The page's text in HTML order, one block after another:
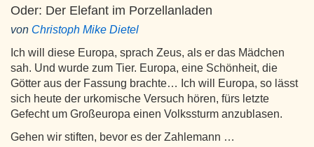
Oder: Der Elefant im Porzellanladen
von Christoph Mike Dietel
Ich will diese Europa, sprach Zeus, als er das Mädchen
sah. Und wurde zum Tier. Europa, eine Schönheit, die
Götter aus der Fassung brachte… Ich will Europa, so lässt
sich heute der urkomische Versuch hören, fürs letzte
Gefecht um Großeuropa einen Volkssturm anzublasen.
Gehen wir stiften, bevor es der Zahlemann …